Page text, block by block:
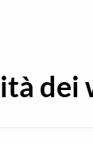
dei